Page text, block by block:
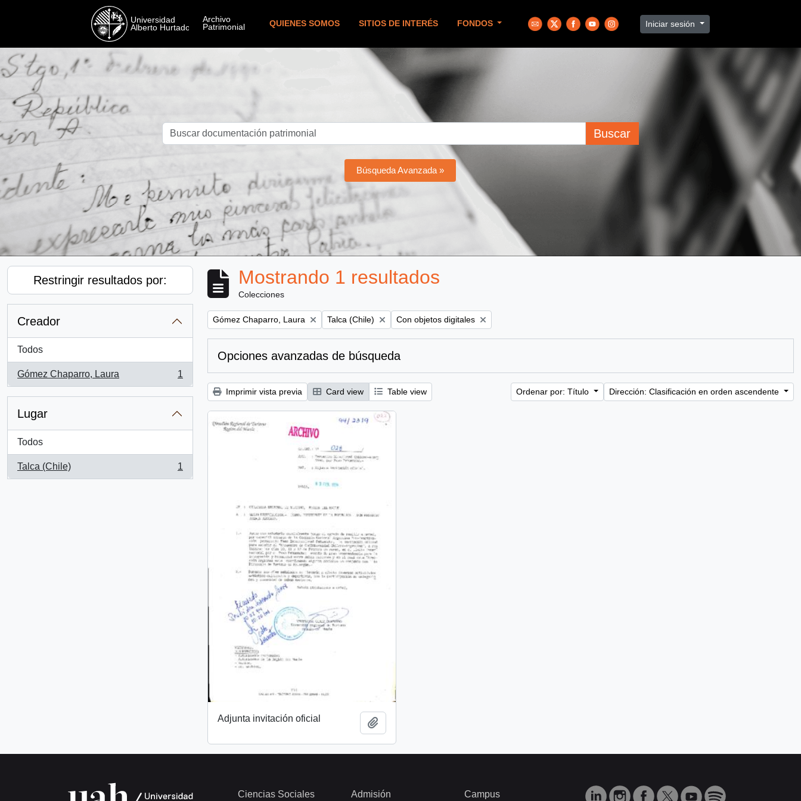
QUIENES SOMOS SITIOS DE INTERÉS FONDOS Iniciar sesión
Buscar
Búsqueda Avanzada »
Restringir resultados por:
Creador
Todos
Gómez Chaparro, Laura
, 1 resultados
1
Lugar
Todos
Talca (Chile)
, 1 resultados
1
Mostrando 1 resultados
Colecciones
Remove filter:
Gómez Chaparro, Laura Remove filter:
Talca (Chile) Remove filter:
Con objetos digitales
Opciones avanzadas de búsqueda
Imprimir vista previa Card view Table view Ordenar por: Título Dirección: Clasificación en orden ascendente
Adjunta invitación oficial
Ciencias Sociales Admisión Campus